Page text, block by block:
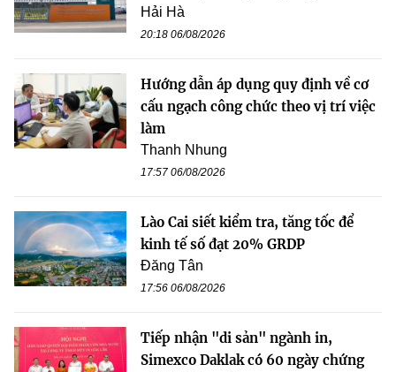
Hải Hà
20:18 06/08/2026
Hướng dẫn áp dụng quy định về cơ
cấu ngạch công chức theo vị trí việc
làm
Thanh Nhung
17:57 06/08/2026
Lào Cai siết kiểm tra, tăng tốc để
kinh tế số đạt 20% GRDP
Đăng Tân
17:56 06/08/2026
Tiếp nhận "di sản" ngành in,
Simexco Daklak có 60 ngày chứng